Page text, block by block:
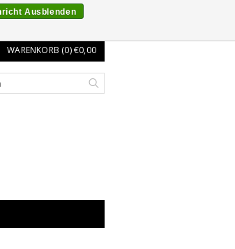
WARENKORB (0) €0,00
Ausblenden